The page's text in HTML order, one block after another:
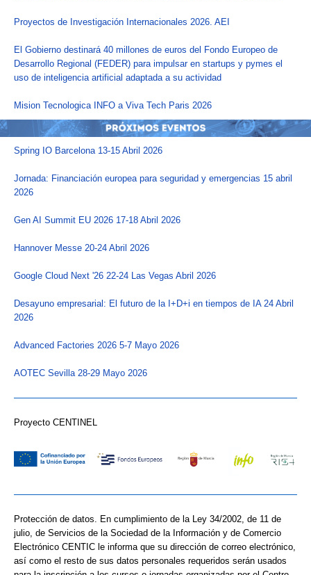
Proyectos de Investigación Internacionales 2026. AEI
El Gobierno destinará 40 millones de euros del Fondo Europeo de
Desarrollo Regional (FEDER) para impulsar en startups y pymes el
uso de inteligencia artificial adaptada a su actividad
Mision Tecnologica INFO a Viva Tech Paris 2026
Spring IO Barcelona 13-15 Abril 2026
Jornada: Financiación europea para seguridad y emergencias 15 abril
2026
Gen AI Summit EU 2026 17-18 Abril 2026
Hannover Messe 20-24 Abril 2026
Google Cloud Next '26 22-24 Las Vegas Abril 2026
Desayuno empresarial: El futuro de la I+D+i en tiempos de IA 24 Abril
2026
Advanced Factories 2026 5-7 Mayo 2026
AOTEC Sevilla 28-29 Mayo 2026
Proyecto CENTINEL
Protección de datos. En cumplimiento de la Ley 34/2002, de 11 de
julio, de Servicios de la Sociedad de la Información y de Comercio
Electrónico CENTIC le informa que su dirección de correo electrónico,
así como el resto de sus datos personales requeridos serán usados